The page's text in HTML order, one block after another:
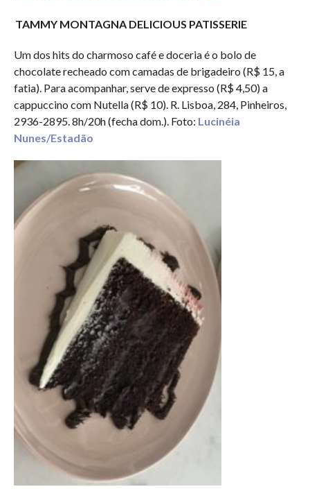
TAMMY MONTAGNA DELICIOUS PATISSERIE
Um dos hits do charmoso café e doceria é o bolo de
chocolate recheado com camadas de brigadeiro (R$ 15, a
fatia). Para acompanhar, serve de expresso (R$ 4,50) a
cappuccino com Nutella (R$ 10). R. Lisboa, 284, Pinheiros,
2936-2895. 8h/20h (fecha dom.). Foto: Lucinéia
Nunes/Estadão